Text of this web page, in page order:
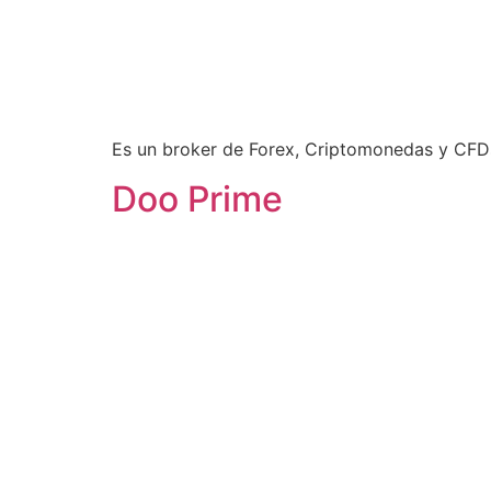
Es un broker de Forex, Criptomonedas y
Doo Prime